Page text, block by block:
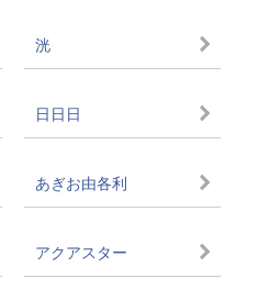
洸
日日日
あぎお由各利
アクアスター